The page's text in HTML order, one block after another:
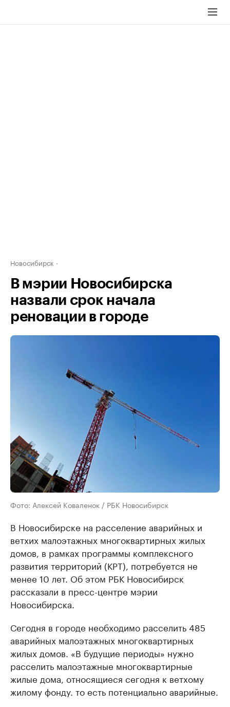
Новосибирск
В мэрии Новосибирска
назвали срок начала
реновации в городе
Фото: Алексей Коваленок / РБК Новосибирск
В Новосибирске на расселение аварийных и
ветхих малоэтажных многоквартирных жилых
домов, в рамках программы комплексного
развития территорий (КРТ), потребуется не
менее 10 лет. Об этом РБК Новосибирск
рассказали в пресс-центре мэрии
Новосибирска.
Сегодня в городе необходимо расселить 485
аварийных малоэтажных многоквартирных
жилых домов. «В будущие периоды» нужно
расселить малоэтажные многоквартирные
жилые дома, относящиеся сегодня к ветхому
жилому фонду. то есть потенциально аварийные.